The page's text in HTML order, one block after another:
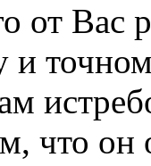
от Вас
и
что